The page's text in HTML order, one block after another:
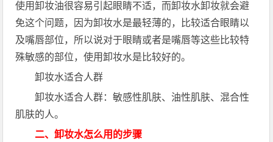
使用卸妆油很容易引起眼睛不适，而卸妆水卸妆就会避
免这个问题，因为卸妆水是最轻薄的，比较适合眼睛以
及嘴唇部位，所以说对于眼睛或者是嘴唇等这些比较特
殊敏感的部位，使用卸妆水是比较好的。
卸妆水适合人群
卸妆水适合人群：敏感性肌肤、油性肌肤、混合性
肌肤的人。
二、卸妆水怎么用的步骤